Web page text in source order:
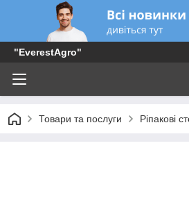
"EverestAgro"
Товари та послуги Ріпакові